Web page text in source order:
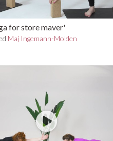
for store maver'
Maj Ingemann-Molden